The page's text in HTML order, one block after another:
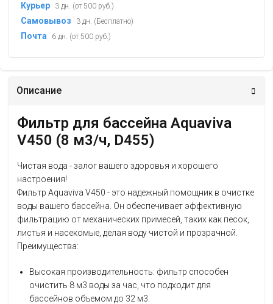
Курьер 3 дн. (от 500 руб.)
Самовывоз 3 дн. (Бесплатно)
Почта 6 дн. (от 500 руб.)
Описание
Фильтр для бассейна Aquaviva
V450 (8 м3/ч, D455)
Чистая вода - залог вашего здоровья и хорошего
настроения!
Фильтр Aquaviva V450 - это надежный помощник в очистке
воды вашего бассейна. Он обеспечивает эффективную
фильтрацию от механических примесей, таких как песок,
листья и насекомые, делая воду чистой и прозрачной.
Преимущества:
Высокая производительность: фильтр способен
очистить 8 м3 воды за час, что подходит для
бассейнов объемом до 32 м3.